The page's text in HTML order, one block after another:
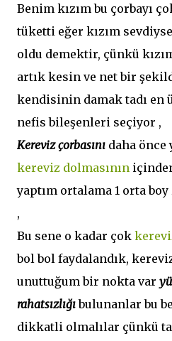
Benim kızım bu çorbayı
tüketti eğer kızım sevdiyse
oldu demektir, çünkü
artık kesin ve net bir
kendisinin damak tadı en
nefis bileşenleri seçiyor ,
Kereviz çorbasını daha önce
kereviz dolmasının
yaptım ortalama 1 orta boy
,
Bu sene o kadar çok
bol bol faydalandık,
unuttuğum bir nokta var
rahatsızlığıbulunanlar bu
dikkatli olmalılar çünkü